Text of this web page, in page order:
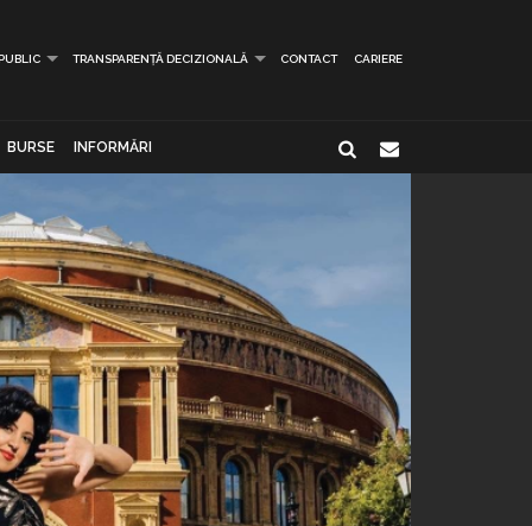
TRANSPARENȚĂ DECIZIONALĂ CONTACT CARIERE
BURSE INFORMĂRI